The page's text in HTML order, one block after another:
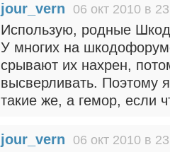
jour_vern 06 окт 2010 в
Использую, родные
У многих на
срывают их нахрен,
высверливать. Поэтому
такие же, а гемор, если
jour_vern 06 окт 2010 в